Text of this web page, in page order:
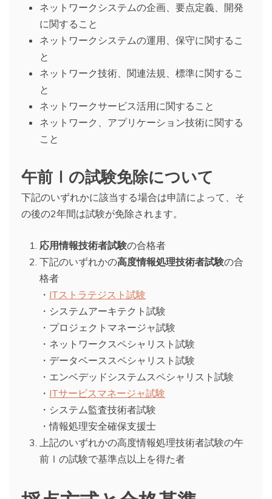
ネットワークシステムの企画、要点定義、開発
に関すること
ネットワークシステムの運用、保守に関するこ
と
ネットワーク技術、関連法規、標準に関するこ
と
ネットワークサービス活用に関すること
ネットワーク、アプリケーション技術に関する
こと
午前Ⅰの試験免除について
下記のいずれかに該当する場合は申請によって、そ
の後の2年間は試験が免除されます。
応用情報技術者試験の合格者
下記のいずれかの高度情報処理技術者試験の合
格者
・ ITストラテジスト試験
・システムアーキテクト試験
・プロジェクトマネージャ試験
・ネットワークスペシャリスト試験
・データベーススペシャリスト試験
・エンベデッドシステムスペシャリスト試験
・ ITサービスマネージャ試験
・システム監査技術者試験
・情報処理安全確保支援士
上記のいずれかの高度情報処理技術者試験の午
前Ⅰの試験で基準点以上を得た者